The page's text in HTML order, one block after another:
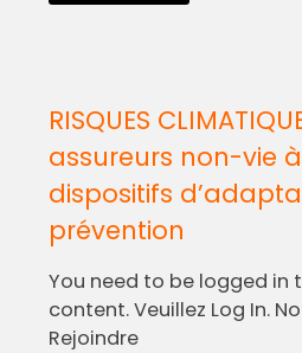
RISQUES
assureurs non-vie
dispositifs
prévention
You need to be logged in
content. Veuillez Log In.
Rejoindre